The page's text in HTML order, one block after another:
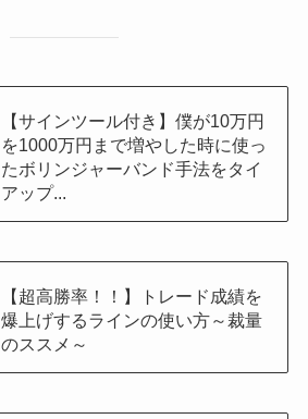
【サインツール付き】僕が10万円
を1000万円まで増やした時に使っ
たボリンジャーバンド手法をタイ
アップ...
【超高勝率！！】トレード成績を
爆上げするラインの使い方～裁量
のススメ～